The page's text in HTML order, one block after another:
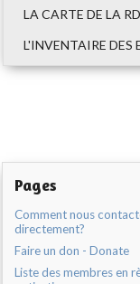
LA CARTE DE LA
L'INVENTAIRE DES
Pages
Comment nous
directement?
Faire un don - Donate
Liste des membres en